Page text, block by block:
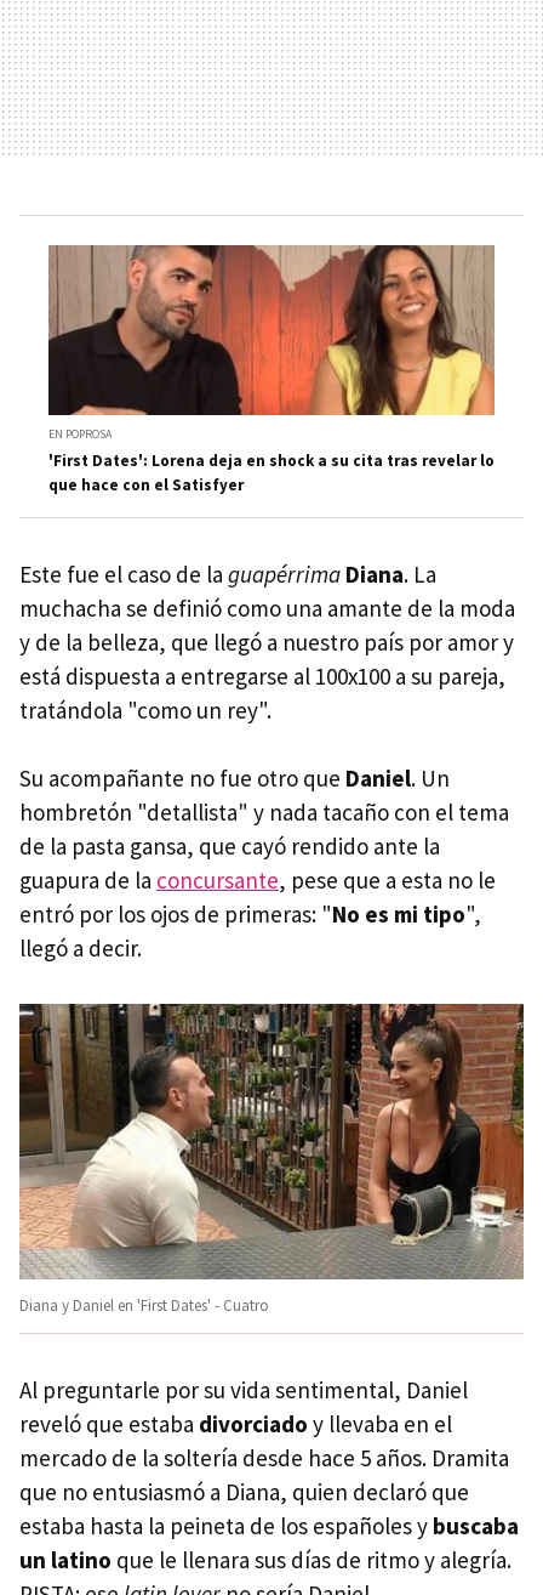
EN POPROSA
'First Dates': Lorena deja en shock a su cita tras revelar lo
que hace con el Satisfyer
Este fue el caso de la guapérrima Diana. La
muchacha se definió como una amante de la moda
y de la belleza, que llegó a nuestro país por amor y
está dispuesta a entregarse al 100x100 a su pareja,
tratándola "como un rey".
Su acompañante no fue otro que Daniel. Un
hombretón "detallista" y nada tacaño con el tema
de la pasta gansa, que cayó rendido ante la
guapura de la concursante, pese que a esta no le
entró por los ojos de primeras: "No es mi tipo",
llegó a decir.
Diana y Daniel en 'First Dates' - Cuatro
Al preguntarle por su vida sentimental, Daniel
reveló que estaba divorciado y llevaba en el
mercado de la soltería desde hace 5 años. Dramita
que no entusiasmó a Diana, quien declaró que
estaba hasta la peineta de los españoles y buscaba
un latino que le llenara sus días de ritmo y alegría.